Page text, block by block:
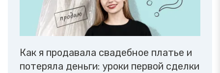
Как я продавала свадебное платье и
потеряла деньги: уроки первой сделки